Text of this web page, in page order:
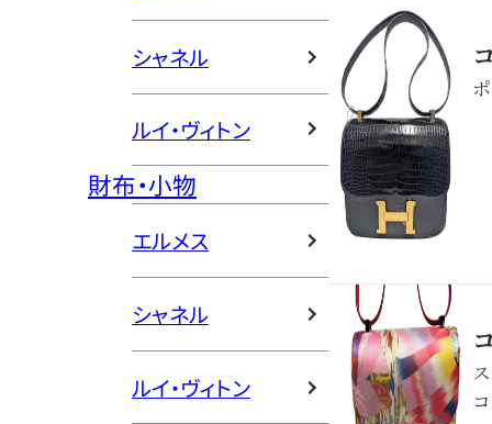
シャネル
ルイ・ヴィトン
財布・小物
エルメス
シャネル
ルイ・ヴィトン